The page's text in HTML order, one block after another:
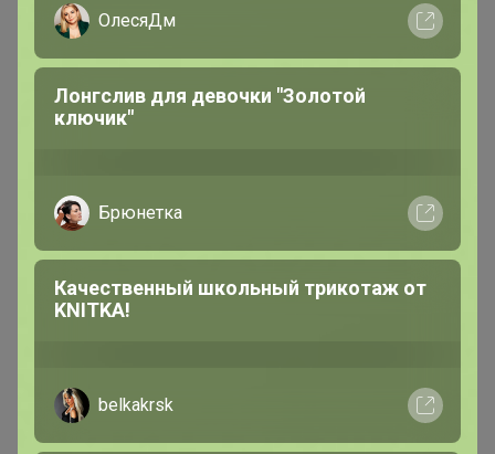
Серебряный организатор
В теме "Dr.Körner (Доктор Кернер)- натуральные
цельнозерновые хлебцы, чипсы, шококранчи"
МаннА
Серебряный организатор
6 августа, 2026 18:36
ОлесяДм
Лонгслив для девочки "Золотой
ключик"
Брюнетка
Качественный школьный трикотаж от
KNITKA!
belkakrsk